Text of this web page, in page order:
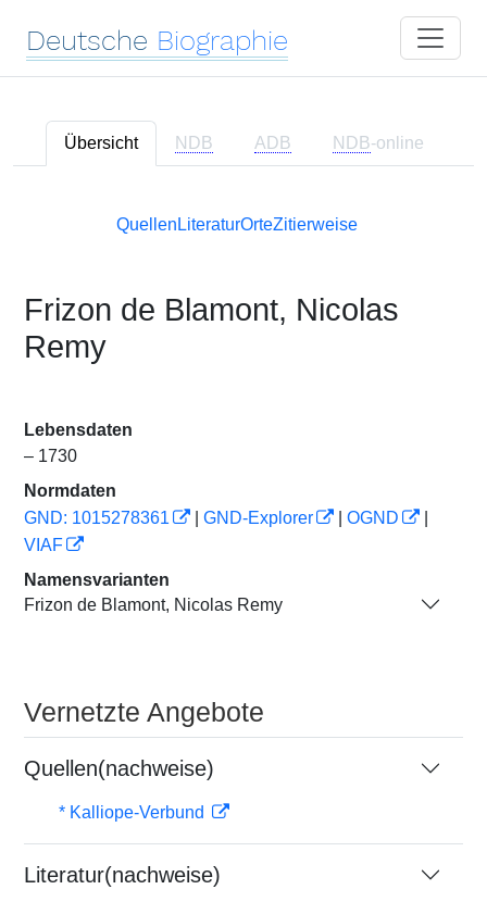
Deutsche Biographie
Übersicht NDB ADB NDB-online
Quellen LiteraturOrteZitierweise
Frizon de Blamont, Nicolas
Remy
Lebensdaten
– 1730
Normdaten
GND: 1015278361
GND-Explorer OGND
VIAF
Namensvarianten
Frizon de Blamont, Nicolas Remy
Vernetzte Angebote
Quellen(nachweise)
* Kalliope-Verbund
Literatur(nachweise)